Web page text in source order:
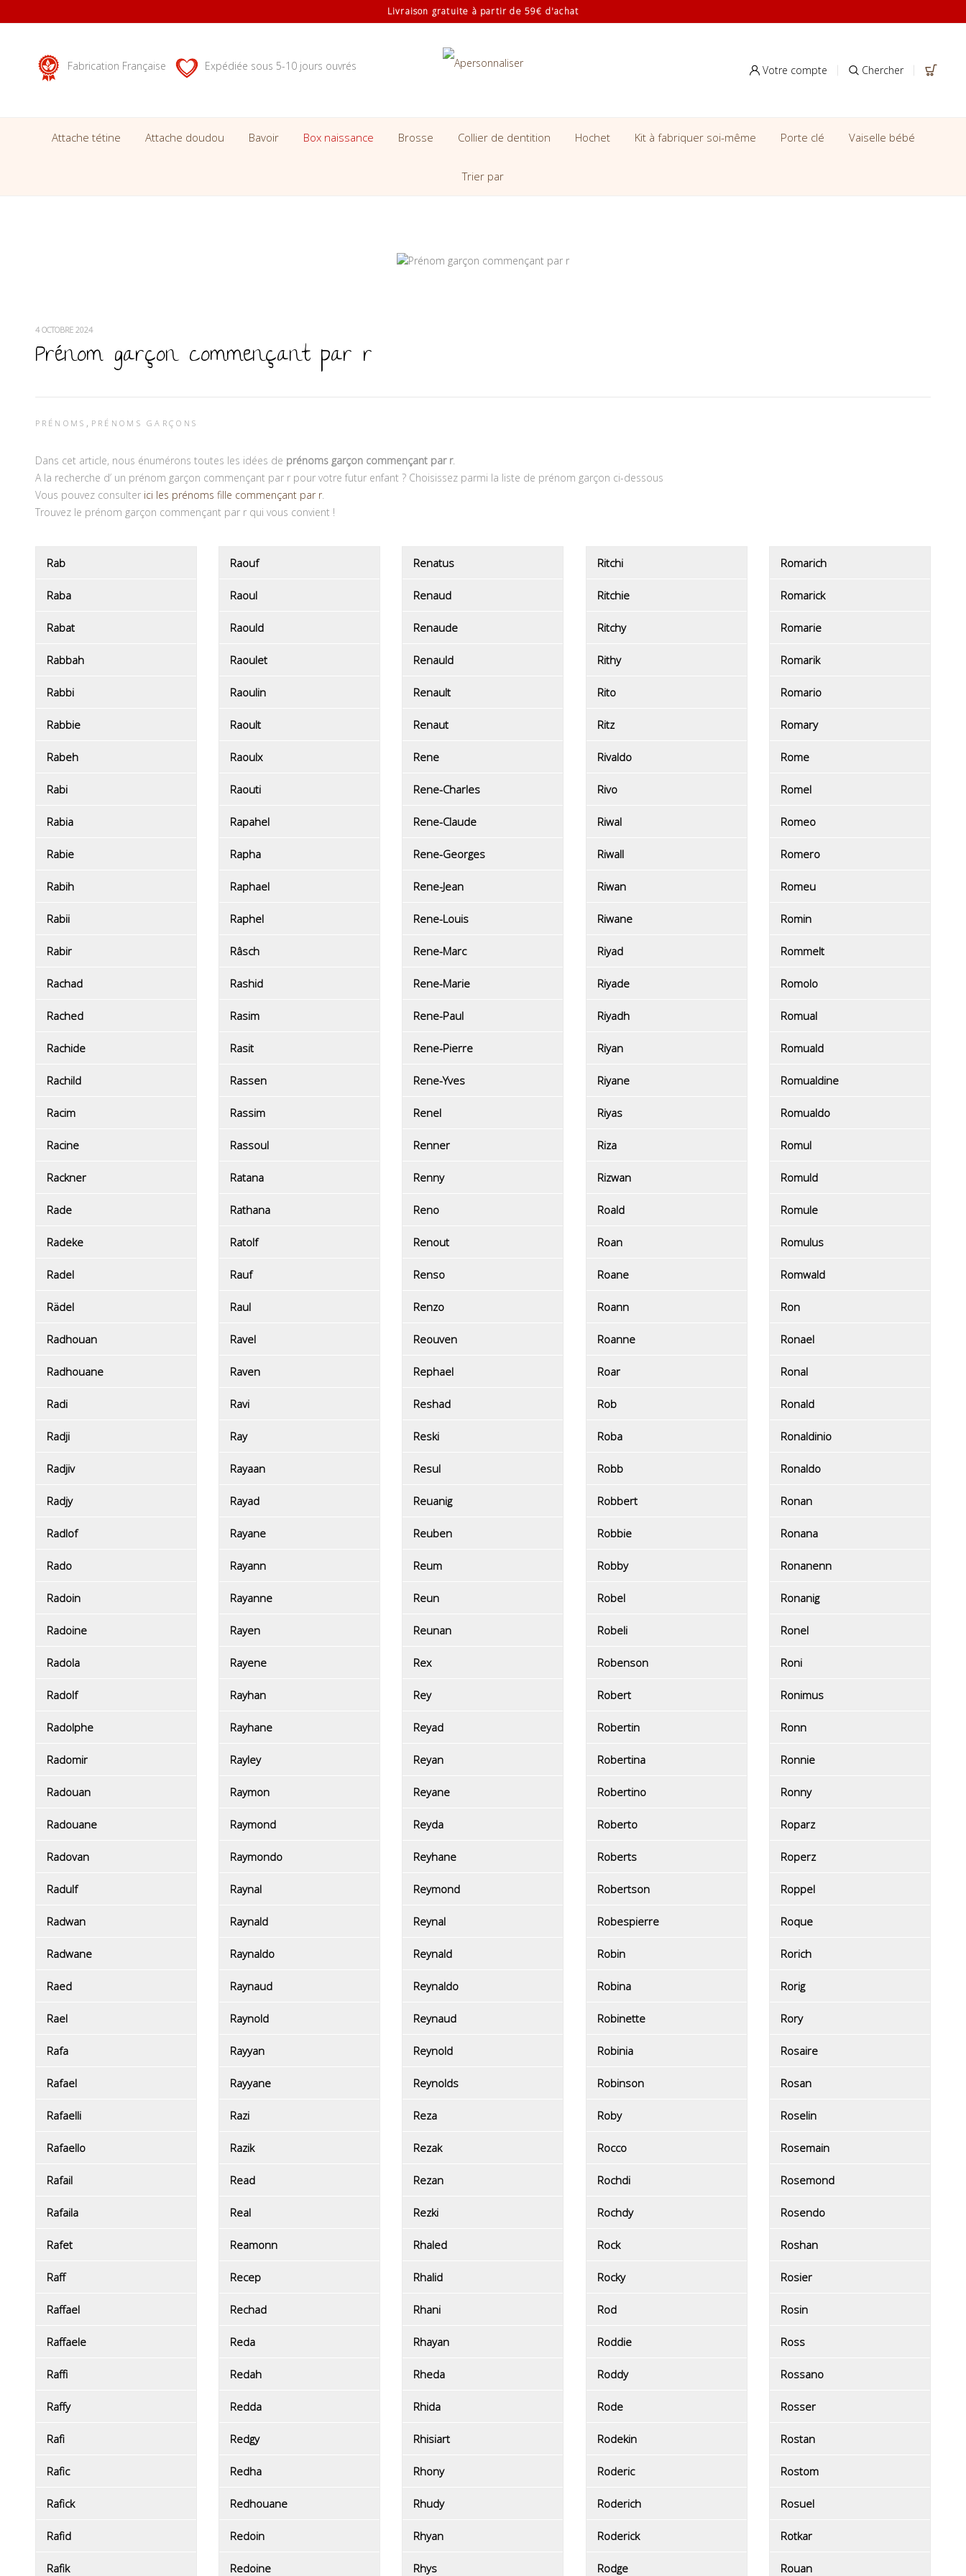
Livraison gratuite à partir de 59€ d'achat
Fabrication Française Expédiée sous 5-10 jours ouvrés Votre compte Chercher
Attache tétine Attache doudou Bavoir Box naissance Brosse Collier de dentition Hochet Kit à fabriquer soi-même Porte clé Vaiselle bébé
Trier par
4 OCTOBRE 2024
Prénom garçon commençant par r
PRÉNOMS , PRÉNOMS GARÇONS
Dans cet article, nous énumérons toutes les idées de prénoms garçon commençant par r.
A la recherche d’ un prénom garçon commençant par r pour votre futur enfant ? Choisissez parmi la liste de prénom garçon ci-dessous
Vous pouvez consulter ici les prénoms fille commençant par r.
Trouvez le prénom garçon commençant par r qui vous convient !
Rab
Raba
Rabat
Rabbah
Rabbi
Rabbie
Rabeh
Rabi
Rabia
Rabie
Rabih
Rabii
Rabir
Rachad
Rached
Rachide
Rachild
Racim
Racine
Rackner
Rade
Radeke
Radel
Rädel
Radhouan
Radhouane
Radi
Radji
Radjiv
Radjy
Radlof
Rado
Radoin
Radoine
Radola
Radolf
Radolphe
Radomir
Radouan
Radouane
Radovan
Radulf
Radwan
Radwane
Raed
Rael
Rafa
Rafael
Rafaelli
Rafaello
Rafail
Rafaila
Rafet
Raff
Raffael
Raffaele
Raffi
Raffy
Rafi
Rafic
Rafick
Rafid
Rafik
Raouf
Raoul
Raould
Raoulet
Raoulin
Raoult
Raoulx
Raouti
Rapahel
Rapha
Raphael
Raphel
Râsch
Rashid
Rasim
Rasit
Rassen
Rassim
Rassoul
Ratana
Rathana
Ratolf
Rauf
Raul
Ravel
Raven
Ravi
Ray
Rayaan
Rayad
Rayane
Rayann
Rayanne
Rayen
Rayene
Rayhan
Rayhane
Rayley
Raymon
Raymond
Raymondo
Raynal
Raynald
Raynaldo
Raynaud
Raynold
Rayyan
Rayyane
Razi
Razik
Read
Real
Reamonn
Recep
Rechad
Reda
Redah
Redda
Redgy
Redha
Redhouane
Redoin
Redoine
Renatus
Renaud
Renaude
Renauld
Renault
Renaut
Rene
Rene-Charles
Rene-Claude
Rene-Georges
Rene-Jean
Rene-Louis
Rene-Marc
Rene-Marie
Rene-Paul
Rene-Pierre
Rene-Yves
Renel
Renner
Renny
Reno
Renout
Renso
Renzo
Reouven
Rephael
Reshad
Reski
Resul
Reuanig
Reuben
Reum
Reun
Reunan
Rex
Rey
Reyad
Reyan
Reyane
Reyda
Reyhane
Reymond
Reynal
Reynald
Reynaldo
Reynaud
Reynold
Reynolds
Reza
Rezak
Rezan
Rezki
Rhaled
Rhalid
Rhani
Rhayan
Rheda
Rhida
Rhisiart
Rhony
Rhudy
Rhyan
Rhys
Ritchi
Ritchie
Ritchy
Rithy
Rito
Ritz
Rivaldo
Rivo
Riwal
Riwall
Riwan
Riwane
Riyad
Riyade
Riyadh
Riyan
Riyane
Riyas
Riza
Rizwan
Roald
Roan
Roane
Roann
Roanne
Roar
Rob
Roba
Robb
Robbert
Robbie
Robby
Robel
Robeli
Robenson
Robert
Robertin
Robertina
Robertino
Roberto
Roberts
Robertson
Robespierre
Robin
Robina
Robinette
Robinia
Robinson
Roby
Rocco
Rochdi
Rochdy
Rock
Rocky
Rod
Roddie
Roddy
Rode
Rodekin
Roderic
Roderich
Roderick
Rodge
Romarich
Romarick
Romarie
Romarik
Romario
Romary
Rome
Romel
Romeo
Romero
Romeu
Romin
Rommelt
Romolo
Romual
Romuald
Romualdine
Romualdo
Romul
Romuld
Romule
Romulus
Romwald
Ron
Ronael
Ronal
Ronald
Ronaldinio
Ronaldo
Ronan
Ronana
Ronanenn
Ronanig
Ronel
Roni
Ronimus
Ronn
Ronnie
Ronny
Roparz
Roperz
Roppel
Roque
Rorich
Rorig
Rory
Rosaire
Rosan
Roselin
Rosemain
Rosemond
Rosendo
Roshan
Rosier
Rosin
Ross
Rossano
Rosser
Rostan
Rostom
Rosuel
Rotkar
Rouan